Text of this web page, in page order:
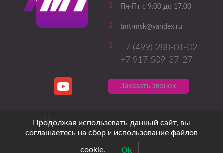
Пн-Пт с 9.00 до 17.00
tmt-msk@yandex.ru
+7 (499) 288-01-02
+7 917 509-37-27
Заказать звонок
Вся представленная на сайте информация носит информационный характер и
Продолжая использовать данный сайт, вы
соглашаетесь на сбор и использование файлов
cookie. Ok